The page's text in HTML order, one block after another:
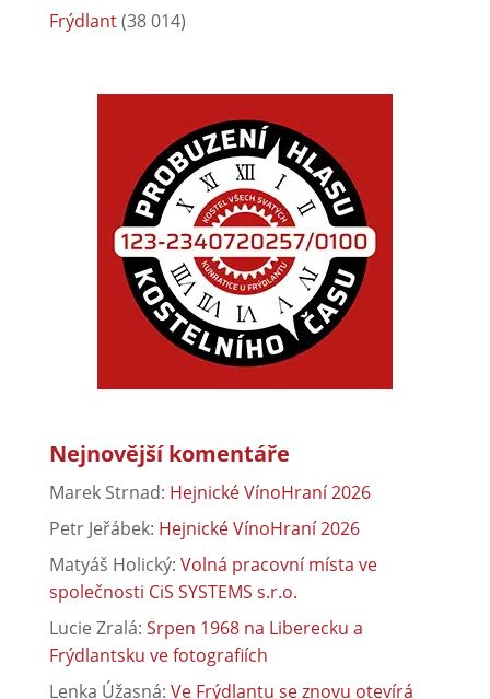
Frýdlant(38 014)
Nejnovější komentáře
Marek Strnad: Hejnické VínoHraní 2026
Petr Jeřábek: Hejnické VínoHraní 2026
Matyáš Holický: Volná pracovní místa ve
společnosti CiS SYSTEMS s.r.o.
Lucie Zralá: Srpen 1968 na Liberecku a
Frýdlantsku ve fotografiích
Lenka Úžasná: Ve Frýdlantu se znovu otevírá